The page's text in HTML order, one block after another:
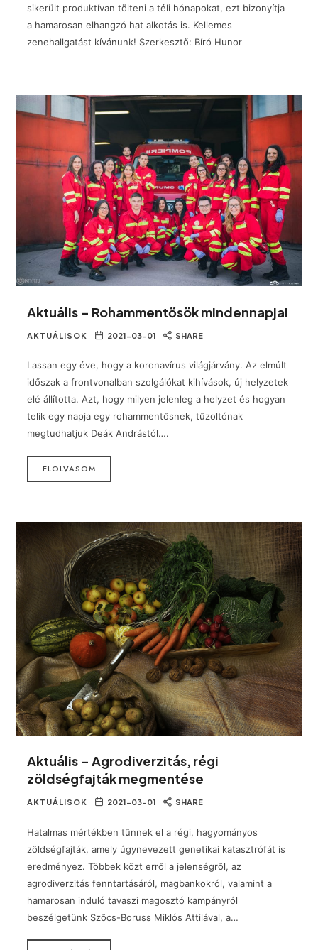
sikerült produktívan tölteni a téli hónapokat, ezt bizonyítja
a hamarosan elhangzó hat alkotás is. Kellemes
zenehallgatást kívánunk! Szerkesztő: Bíró Hunor
Aktuális – Rohammentősök mindennapjai
AKTUÁLISOK 2021-03-01 SHARE
Lassan egy éve, hogy a koronavírus világjárvány. Az elmúlt
időszak a frontvonalban szolgálókat kihívások, új helyzetek
elé állította. Azt, hogy milyen jelenleg a helyzet és hogyan
telik egy napja egy rohammentősnek, tűzoltónak
megtudhatjuk Deák Andrástól….
ELOLVASOM
Aktuális – Agrodiverzitás, régi
zöldségfajták megmentése
AKTUÁLISOK 2021-03-01 SHARE
Hatalmas mértékben tűnnek el a régi, hagyományos
zöldségfajták, amely úgynevezett genetikai katasztrófát is
eredményez. Többek közt erről a jelenségről, az
agrodiverzitás fenntartásáról, magbankokról, valamint a
hamarosan induló tavaszi magosztó kampányról
beszélgetünk Szőcs-Boruss Miklós Attilával, a…